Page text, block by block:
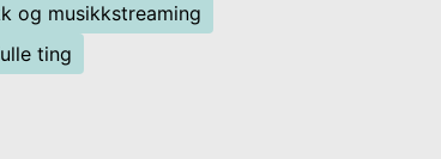
og musikkstreaming
ting